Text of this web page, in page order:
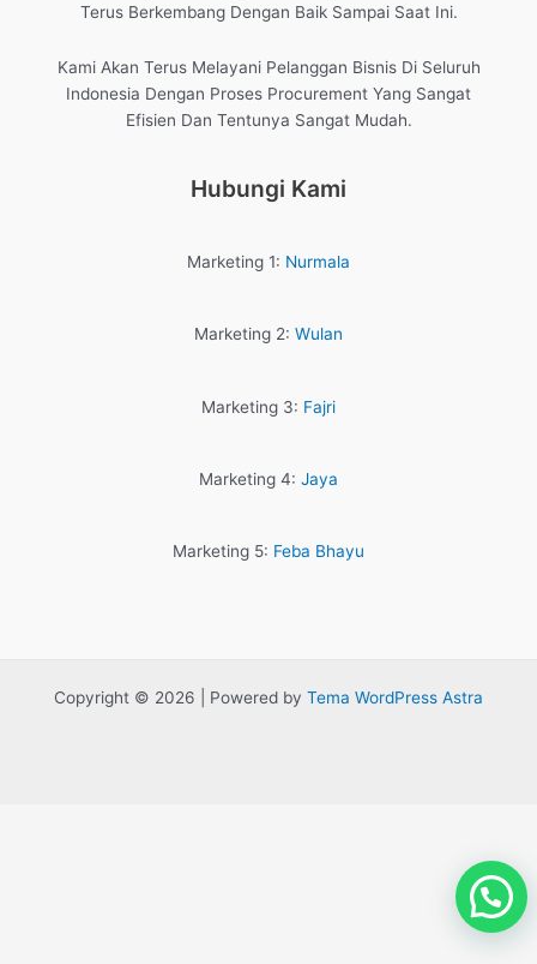
Terus Berkembang Dengan Baik Sampai Saat Ini.
Kami Akan Terus Melayani Pelanggan Bisnis Di Seluruh
Indonesia Dengan Proses Procurement Yang Sangat
Efisien Dan Tentunya Sangat Mudah.
Hubungi Kami
Marketing 1: Nurmala
Marketing 2: Wulan
Marketing 3: Fajri
Marketing 4: Jaya
Marketing 5: Feba Bhayu
Copyright © 2026 | Powered by Tema WordPress Astra